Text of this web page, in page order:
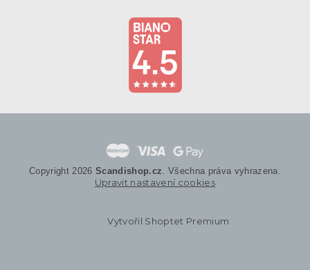
Vytvořil Shoptet Premium
Copyright 2026 Scandishop.cz . Všechna práva vyhrazena.
Upravit nastavení cookies